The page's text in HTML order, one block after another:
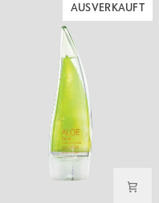
AUSVERKAUFT